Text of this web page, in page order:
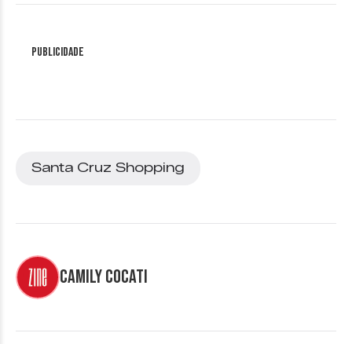
Publicidade
Santa Cruz Shopping
Camily Cocati